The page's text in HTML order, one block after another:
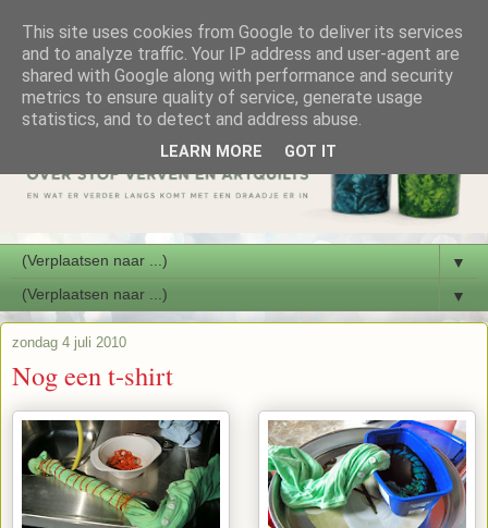
▼
▼
zondag 4 juli 2010
Nog een t-shirt
This site uses cookies from Google to deliver its services
and to analyze traffic. Your IP address and user-agent are
shared with Google along with performance and security
metrics to ensure quality of service, generate usage
statistics, and to detect and address abuse.
LEARN MORE GOT IT